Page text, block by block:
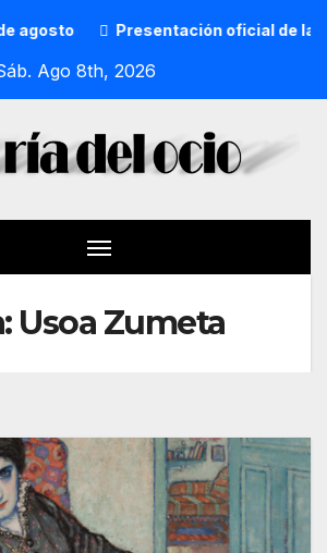
agosto Presentación oficial de la
Ago 8th, 2026
Usoa Zumeta